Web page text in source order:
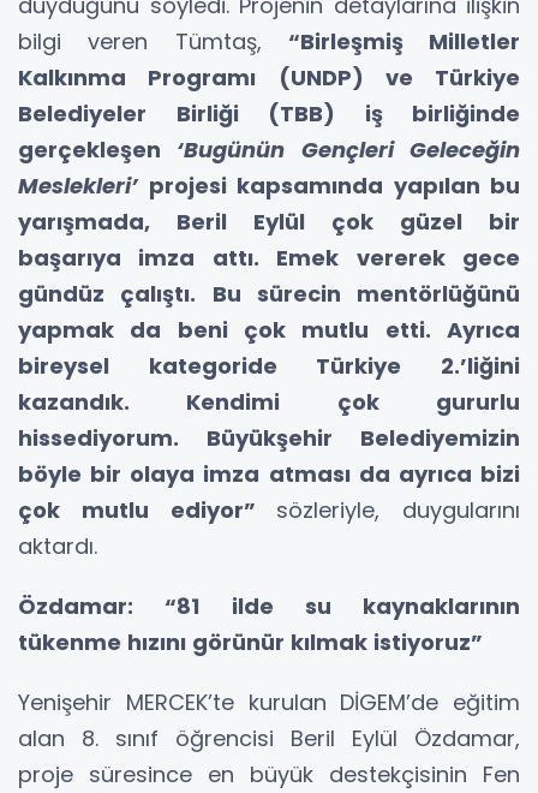
bilgi veren Tümtaş, “Birleşmiş Milletler
Kalkınma Programı (UNDP) ve Türkiye
Belediyeler Birliği (TBB) iş birliğinde
gerçekleşen ‘Bugünün Gençleri Geleceğin
Meslekleri’projesi kapsamında yapılan bu
yarışmada, Beril Eylül çok güzel bir
başarıya imza attı. Emek vererek gece
gündüz çalıştı. Bu sürecin mentörlüğünü
yapmak da beni çok mutlu etti. Ayrıca
bireysel kategoride Türkiye 2.’liğini
kazandık. Kendimi çok gururlu
hissediyorum. Büyükşehir Belediyemizin
böyle bir olaya imza atması da ayrıca bizi
çok mutlu ediyor” sözleriyle, duygularını
aktardı.
Özdamar: “81 ilde su kaynaklarının
tükenme hızını görünür kılmak istiyoruz”
Yenişehir MERCEK’te kurulan DİGEM’de eğitim
alan 8. sınıf öğrencisi Beril Eylül Özdamar,
proje süresince en büyük destekçisinin Fen